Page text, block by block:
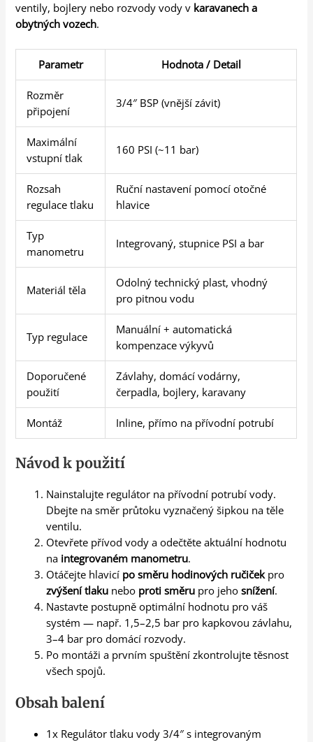
ventily, bojlery nebo rozvody vody v karavanech a
obytných vozech.
Parametr Hodnota / Detail
Rozměr
připojení
3/4″ BSP (vnější závit)
Maximální
vstupní tlak
160 PSI (~11 bar)
Rozsah
regulace tlaku
Ruční nastavení pomocí otočné
hlavice
Typ
manometru
Integrovaný, stupnice PSI a bar
Materiál těla
Odolný technický plast, vhodný
pro pitnou vodu
Typ regulace
Manuální + automatická
kompenzace výkyvů
Doporučené
použití
Závlahy, domácí vodárny,
čerpadla, bojlery, karavany
Montáž Inline, přímo na přívodní potrubí
Návod k použití
Nainstalujte regulátor na přívodní potrubí vody.
Dbejte na směr průtoku vyznačený šipkou na těle
ventilu.
Otevřete přívod vody a odečtěte aktuální hodnotu
na integrovaném manometru.
Otáčejte hlavicí po směru hodinových ručičekpro
zvýšení tlaku nebo proti směru pro jehosnížení.
Nastavte postupně optimální hodnotu pro váš
systém — např. 1,5–2,5 bar pro kapkovou závlahu,
3–4 bar pro domácí rozvody.
Po montáži a prvním spuštění zkontrolujte těsnost
všech spojů.
Obsah balení
1x Regulátor tlaku vody 3/4″ s integrovaným